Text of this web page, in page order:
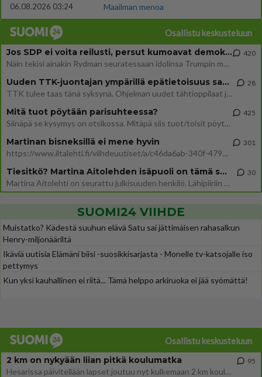
06.08.2026 03:24
Maailman menoa
Osallistu keskusteluun
Jos SDP ei voita reilusti, persut kumoavat demokratian Suomesta
Näin tekisi ainakin Rydman seuratessaan idolinsa Trumpin mallia https://www.is.fi/politiikka/art-2000012187244.html
420
Uuden TTK-juontajan ympärillä epätietoisuus sakenee - Nyt MTV hämmentää soppaa
TTK tulee taas tänä syksynä. Ohjelman uudet tähtioppilaat julkistetaan torstaina 6. elokuuta klo 14 alkavassa lehdistö
28
Mitä tuot pöytään parisuhteessa?
Siinäpä se kysymys on otsikossa. Mitäpä siis tuot/toisit pöytään parisuhteessa? Oletko mies vai nainen? Koetko sen mitä
425
Martinan bisneksillä ei mene hyvin
https://www.iltalehti.fi/viihdeuutiset/a/c46da6ab-340f-4790-aaa7-0865eed2336 Yrityksen konkurssihakemus on tullut kärä
301
Tiesitkö? Martina Aitolehden isäpuoli on tämä suosittu laulaja
Martina Aitolehti on seurattu julkisuuden henkilö. Lähipiiriin mahtuu muitakin tunnettuja henkilöitä. Tiesitkö, että Ma
30
SUOMI24 VIIHDE
Muistatko? Kädestä suuhun elävä Satu sai jättimäisen rahasalkun
Henry-miljonääriltä
Ikäviä uutisia Elämäni biisi -suosikkisarjasta - Monelle tv-katsojalle iso
pettymys
Kun yksi kauhallinen ei riitä... Tämä helppo arkiruoka ei jää syömättä!
Osallistu keskusteluun
2 km on nykyään liian pitkä koulumatka
Hesarissa päivitellään lapset joutuu nyt kulkemaan 2 km kouluun jösses. Ruostefillarilla tuo matka menee vaikka miten äk
95